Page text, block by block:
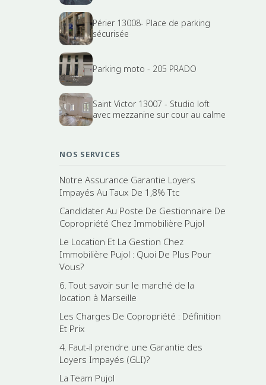
Périer 13008- Place de parking
sécurisée
Parking moto - 205 PRADO
Saint Victor 13007 - Studio loft
avec mezzanine sur cour au calme
NOS SERVICES
Notre Assurance Garantie Loyers
Impayés Au Taux De 1,8% Ttc
Candidater Au Poste De Gestionnaire De
Copropriété Chez Immobilière Pujol
Le Location Et La Gestion Chez
Immobilière Pujol : Quoi De Plus Pour
Vous?
6. Tout savoir sur le marché de la
location à Marseille
Les Charges De Copropriété : Définition
Et Prix
4. Faut-il prendre une Garantie des
Loyers Impayés (GLI)?
La Team Pujol